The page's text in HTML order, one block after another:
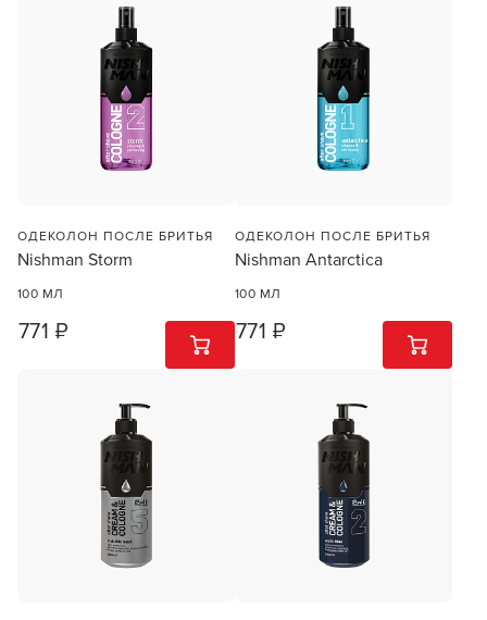
ОДЕКОЛОН ПОСЛЕ БРИТЬЯ
Nishman Storm
100 МЛ
771 ₽ 1 ШТ
ОДЕКОЛОН ПОСЛЕ БРИТЬЯ
Nishman Antarctica
100 МЛ
771 ₽ 1 ШТ
В новом приложении RedHare Market для Android
смотреть товары и оформлять заказы — удобнее и
намного быстрее!
УСТАНОВИТЬ ИЗ GOOGLE PLAY
ПРОДОЛЖУ ЗДЕСЬ